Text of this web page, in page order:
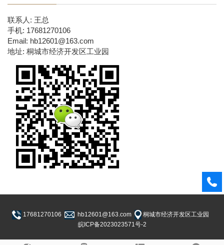
联系人: 王总
手机: 17681270106
Email: hb12601@163.com
地址: 桐城市经济开发区工业园
17681270106 hb12601@163.com
桐城市经济开发区工业园
皖ICP备2023023571号-2